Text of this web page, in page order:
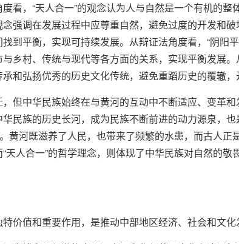
看，“天人合一”的观念认为人与自然是一个有机的
强调在发展过程中应尊重自然，避免过度的开发和
到平衡，实现可持续发展。从辩证法角度看，“阴阳平
乡村、传统与现代等各方面的关系，实现平衡发展
和弘扬优秀的历史文化传统，避免重蹈历史的覆辙，
但中华民族始终在与黄河的互动中不断适应、变革
民族的历史长河，成为民族不断前进的动力源泉，
黄河既滋养了人民，也带来了频繁的水患，而古人正
人合一”的哲学理念，则体现了中华民族对自然的
价值和重要作用，是推动中部地区经济、社会和文化